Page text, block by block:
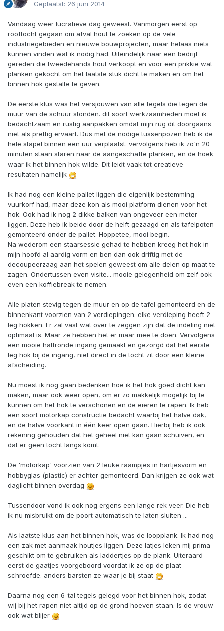
Geplaatst: 26 juni 2014
Vandaag weer lucratieve dag geweest. Vanmorgen eerst op
rooftocht gegaan om afval hout te zoeken op de vele
industriegebieden en nieuwe bouwprojecten, maar helaas niets
kunnen vinden wat ik nodig had. Uiteindelijk naar een bedrijf
gereden die tweedehands hout verkoopt en voor een prikkie wat
planken gekocht om het laatste stuk dicht te maken en om het
binnen hok gestalte te geven.
De eerste klus was het versjouwen van alle tegels die tegen de
muur van de schuur stonden. dit soort werkzaamheden moet ik
bedachtzaam en rustig aanpakken omdat mijn rug dit doorgaans
niet als prettig ervaart. Dus met de nodige tussenpozen heb ik de
hele stapel binnen een uur verplaatst. vervolgens heb ik zo'n 20
minuten staan staren naar de aangeschafte planken, en de hoek
waar ik het binnen hok wilde. Dit leidt vaak tot creatieve
resultaten namelijk
Ik had nog een kleine pallet liggen die eigenlijk bestemming
vuurkorf had, maar deze kon als mooi platform dienen voor het
hok. Ook had ik nog 2 dikke balken van ongeveer een meter
liggen. Deze heb ik beide door de helft gezaagd en als tafelpoten
gemonteerd onder de pallet. Hoppetee, mooi begin.
Na wederom een staarsessie gehad te hebben kreeg het hok in
mijn hoofd al aardig vorm en ben dan ook driftig met de
decoupeerzaag aan het spelen geweest om alle delen op maat te
zagen. Ondertussen even visite... mooie gelegenheid om zelf ook
even een koffiebreak te nemen.
Alle platen stevig tegen de muur en op de tafel gemonteerd en de
binnenkant voorzien van 2 verdiepingen. elke verdieping heeft 2
leg hokken. Er zal vast wat over te zeggen zijn dat de indeling niet
optimaal is. Maar ze hebben het er maar mee te doen. Vervolgens
een mooie halfronde ingang gemaakt en gezorgd dat het eerste
leg hok bij de ingang, niet direct in de tocht zit door een kleine
afscheiding.
Nu moest ik nog gaan bedenken hoe ik het hok goed dicht kan
maken, maar ook weer open, om er zo makkelijk mogelijk bij te
kunnen om het hok te verschonen en de eieren te rapen. Ik heb
een soort motorkap constructie bedacht waarbij het halve dak,
en de halve voorkant in één keer open gaan. Hierbij heb ik ook
rekening gehouden dat het geheel niet kan gaan schuiven, en
dat er geen tocht langs komt.
De 'motorkap' voorzien van 2 leuke raampjes in hartjesvorm en
hobbyglas (plastic) er achter gemonteerd. Dan krijgen ze ook wat
daglicht binnen overdag
Tussendoor vond ik ook nog ergens een lange rek veer. Die heb
ik nu misbruikt om de poort automatisch te laten sluiten ...
Als laatste klus aan het binnen hok, was de loopplank. Ik had nog
een zak met aanmaak houtjes liggen. Deze latjes leken mij prima
geschikt om te gebruiken als laddertjes op de plank. Uiteraard
eerst de gaatjes voorgeboord voordat ik ze op de plaat
schroefde. anders barsten ze waar je bij staat
Daarna nog een 6-tal tegels gelegd voor het binnen hok, zodat
wij bij het rapen niet altijd op de grond hoeven staan. Is de vrouw
ook wat blijer